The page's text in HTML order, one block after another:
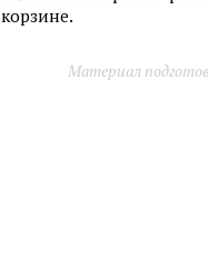
корзине.
Материал